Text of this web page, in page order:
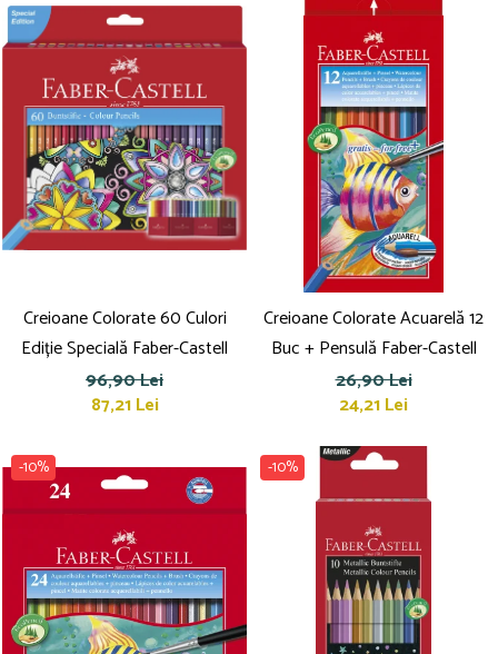
Creioane Colorate 60 Culori
Ediție Specială Faber-Castell
96,90 Lei
87,21 Lei
Creioane Colorate Acuarelă 12
Buc + Pensulă Faber-Castell
26,90 Lei
24,21 Lei
-10% -10%